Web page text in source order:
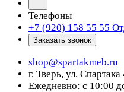
Телефоны
+7 (920) 158 55 55
Заказать звонок
shop@spartakmeb.ru
г. Тверь, ул. Спартака
Ежедневно: с 10:00